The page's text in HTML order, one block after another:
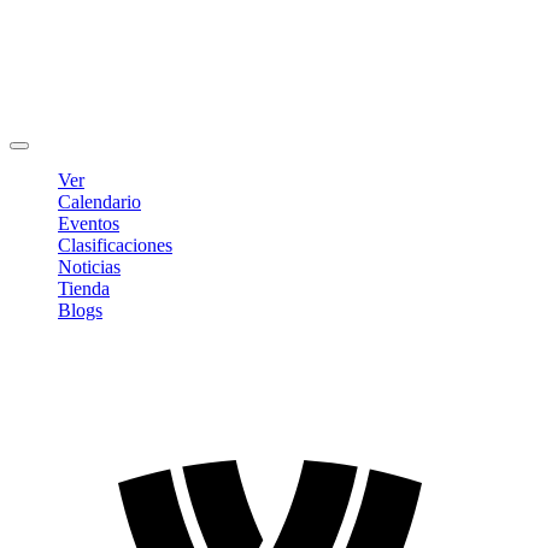
Ver
Calendario
Eventos
Clasificaciones
Noticias
Tienda
Blogs